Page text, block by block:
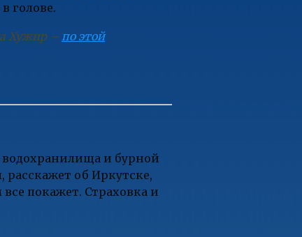
голове.
Хужир –по этой
водохранилища и бурной
об Иркутске,
покажет. Страховка и